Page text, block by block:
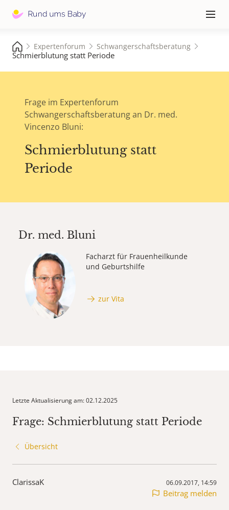
≡
Expertenforum Schwangerschaftsberatung
Schmierblutung statt Periode
Frage im Expertenforum
Schwangerschaftsberatung an Dr. med.
Vincenzo Bluni:
Schmierblutung statt
Periode
Dr. med. Bluni
Facharzt für Frauenheilkunde
und Geburtshilfe
zur Vita
Letzte Aktualisierung am: 02.12.2025
Frage: Schmierblutung statt Periode
Übersicht
ClarissaK 06.09.2017, 14:59
Beitrag melden